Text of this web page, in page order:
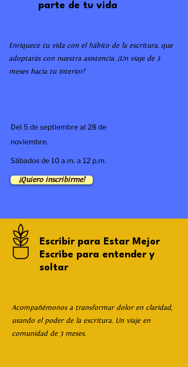
parte de tu vida
Enriquece tu vida con el hábito de la escritura, que
adoptarás con nuestra asistencia. ¡Un viaje de 3
meses hacia tu interior!
Del 5 de septiembre al 28 de
noviembre.
Sábados de 10 a.m. a 12 p.m.
¡Quiero inscribirme!
Escribir para Estar Mejor
Escribe para entender y
soltar
Acompañémonos a transformar dolor en claridad,
usando el poder de la escritura. Un viaje en
comunidad de 3 meses.